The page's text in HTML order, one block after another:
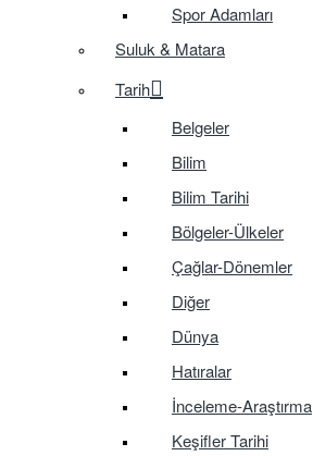
Spor Adamları
Suluk & Matara
Tarih
Belgeler
Bilim
Bilim Tarihi
Bölgeler-Ülkeler
Çağlar-Dönemler
Diğer
Dünya
Hatıralar
İnceleme-Araştırma
Keşifler Tarihi